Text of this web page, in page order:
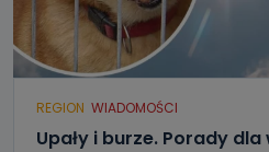
REGION WIADOMOŚCI
Upały i burze. Porady